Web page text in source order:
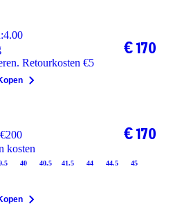
Retourkosten €5
€ 170
kosten
40 40.5 41.5 44 44.5 45
€ 170